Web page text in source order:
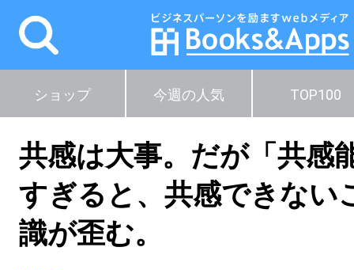
ショップ 今週の人気 TOP100
共感は大事。だが「共感
すぎると、共感できない
識が歪む。